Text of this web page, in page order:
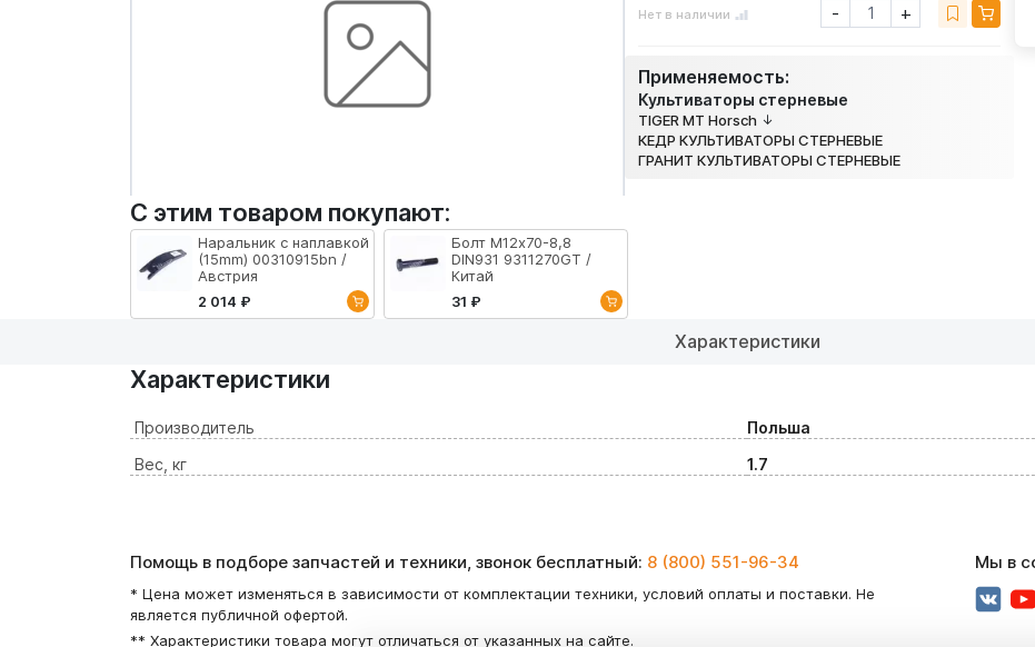
Нет в наличии - +
Применяемость:
Культиваторы стерневые
TIGER MT Horsch
КЕДР КУЛЬТИВАТОРЫ СТЕРНЕВЫЕ
ГРАНИТ КУЛЬТИВАТОРЫ СТЕРНЕВЫЕ
С этим товаром покупают:
Наральник с наплавкой
(15mm) 00310915bn /
Австрия
2 014 ₽
Болт М12х70-8,8
DIN931 9311270GT /
Китай
31 ₽
Характеристики
Характеристики
Производитель
Польша
Вес, кг
1.7
Помощь в подборе запчастей и техники, звонок бесплатный: 8 (800) 551-96-34
* Цена может изменяться в зависимости от комплектации техники, условий оплаты и поставки. Не
является публичной офертой.
** Характеристики товара могут отличаться от указанных на сайте.
Мы в